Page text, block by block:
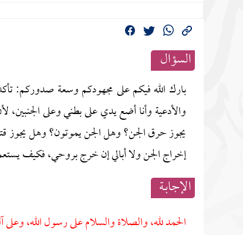
السؤال
بارك الله فيكم على مجهودكم وسعة صدوركم:
والأدعية وأنا أضع يدي على بطني وعلى
يجوز حرق الجن؟ وهل الجن يموتون؟ وهل يجوز
إخراج الجن ولا أبالي إن خرج بروحي، فكيف
الإجابــة
الحمد لله، والصلاة والسلام على رسول الله،